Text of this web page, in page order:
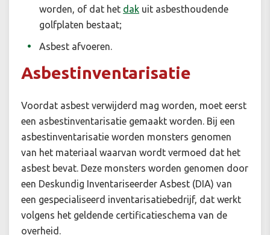
worden, of dat het dak uit asbesthoudende
golfplaten bestaat;
Asbest afvoeren.
Asbestinventarisatie
Voordat asbest verwijderd mag worden, moet eerst
een asbestinventarisatie gemaakt worden. Bij een
asbestinventarisatie worden monsters genomen
van het materiaal waarvan wordt vermoed dat het
asbest bevat. Deze monsters worden genomen door
een Deskundig Inventariseerder Asbest (DIA) van
een gespecialiseerd inventarisatiebedrijf, dat werkt
volgens het geldende certificatieschema van de
overheid.